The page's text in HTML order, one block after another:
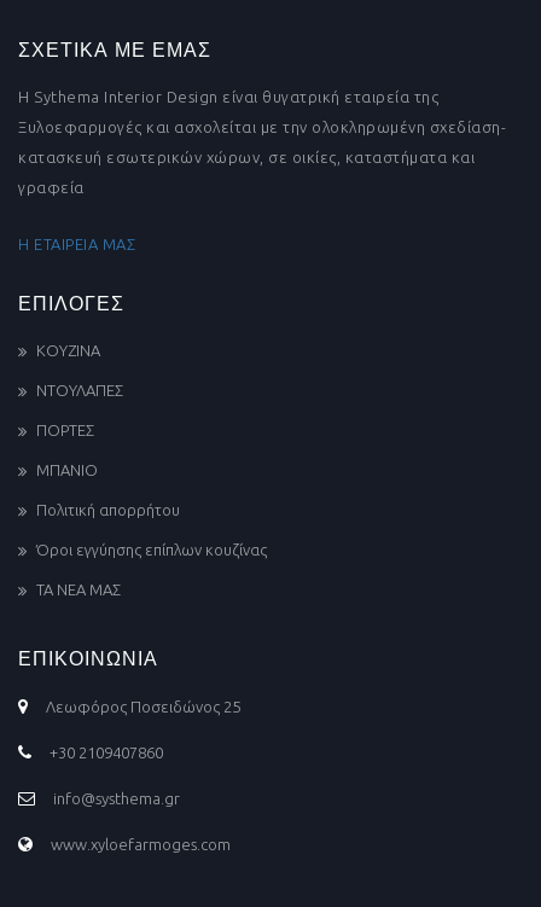
ΣΧΕΤΙΚΑ ΜΕ ΕΜΑΣ
Η Sythema Interior Design είναι θυγατρική εταιρεία της
Ξυλοεφαρμογές και ασχολείται με την ολοκληρωμένη σχεδίαση-
κατασκευή εσωτερικών χώρων, σε οικίες, καταστήματα και
γραφεία
Η ΕΤΑΙΡΕΙΑ ΜΑΣ
ΕΠΙΛΟΓΕΣ
ΚΟΥΖΙΝΑ
ΝΤΟΥΛΑΠΕΣ
ΠΟΡΤΕΣ
ΜΠΑΝΙΟ
Πολιτική απορρήτου
Όροι εγγύησης επίπλων κουζίνας
ΤΑ ΝΕΑ ΜΑΣ
ΕΠΙΚΟΙΝΩΝΙΑ
Λεωφόρος Ποσειδώνος 25
+30 2109407860
info@systhema.gr
www.xyloefarmoges.com